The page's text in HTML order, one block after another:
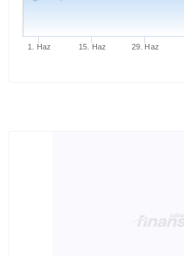
1. Haz 15. Haz 29. Haz